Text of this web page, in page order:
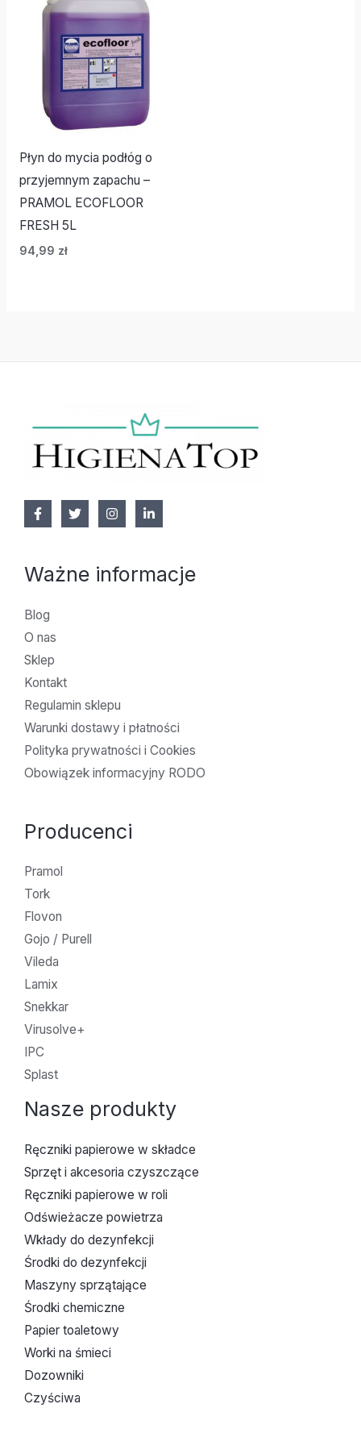
Płyn do mycia podłóg o
przyjemnym zapachu –
PRAMOL ECOFLOOR
FRESH 5L
94,99 zł
Ważne informacje
Blog
O nas
Sklep
Kontakt
Regulamin sklepu
Warunki dostawy i płatności
Polityka prywatności i Cookies
Obowiązek informacyjny RODO
Producenci
Pramol
Tork
Flovon
Gojo / Purell
Vileda
Lamix
Snekkar
Virusolve+
IPC
Splast
Nasze produkty
Ręczniki papierowe w składce
Sprzęt i akcesoria czyszczące
Ręczniki papierowe w roli
Odświeżacze powietrza
Wkłady do dezynfekcji
Środki do dezynfekcji
Maszyny sprzątające
Środki chemiczne
Papier toaletowy
Worki na śmieci
Dozowniki
Czyściwa